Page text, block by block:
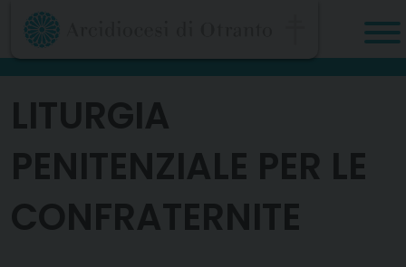
Skip
content
LITURGIA
PENITENZIALE PER LE
CONFRATERNITE